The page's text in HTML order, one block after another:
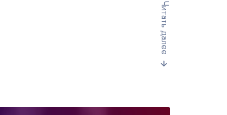
Читать далее